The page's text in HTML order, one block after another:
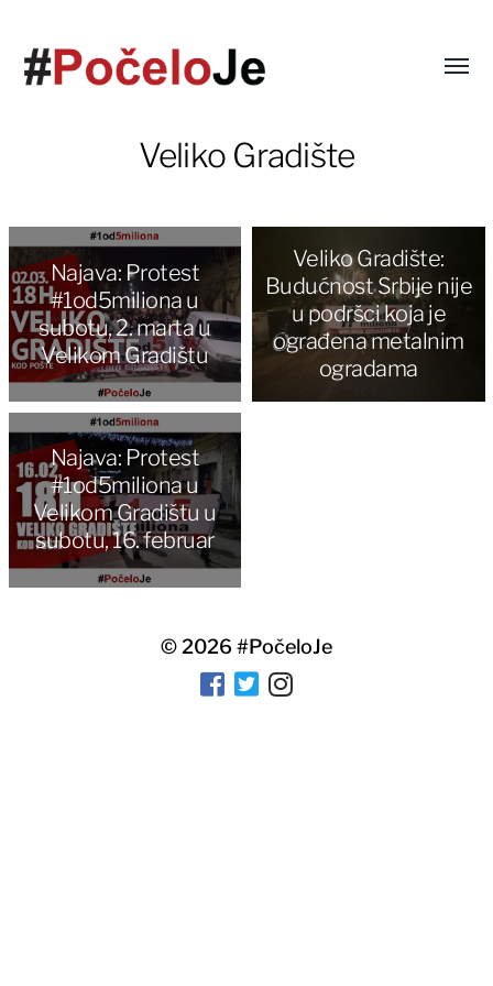
Veliko Gradište
Najava: Protest
#1od5miliona u
subotu, 2. marta u
Velikom Gradištu
Veliko Gradište:
Budućnost Srbije nije
u podršci koja je
ograđena metalnim
ogradama
Najava: Protest
#1od5miliona u
Velikom Gradištu u
subotu, 16. februar
© 2026#PočeloJe